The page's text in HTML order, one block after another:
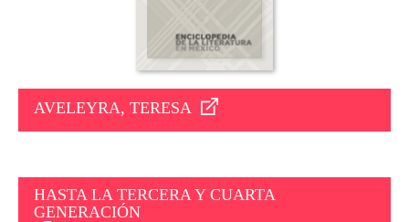
AVELEYRA, TERESA
HASTA LA TERCERA Y CUARTA
GENERACIÓN